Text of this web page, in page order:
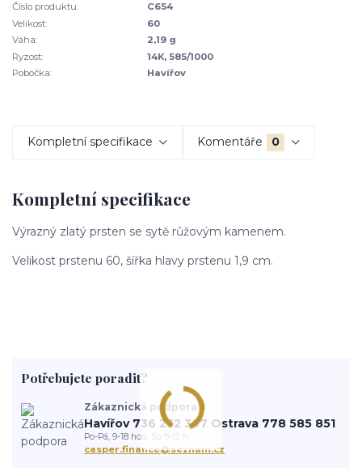
Číslo produktu:
C654
Velikost:
60
Váha:
2,19 g
Ryzost:
14K, 585/1000
Pobočka:
Havířov
Kompletní specifikace Komentáře 0
Kompletní specifikace
Výrazný zlatý prsten se sytě růžovým kamenem.
Velikost prstenu 60, šířka hlavy prstenu 1,9 cm.
Potřebujete poradit?
Zákaznická podpora
Havířov 736 232 307 Ostrava 778 585 851
Po-Pá, 9-18 hod. So 9-12 h.
casper.finance@seznam.cz